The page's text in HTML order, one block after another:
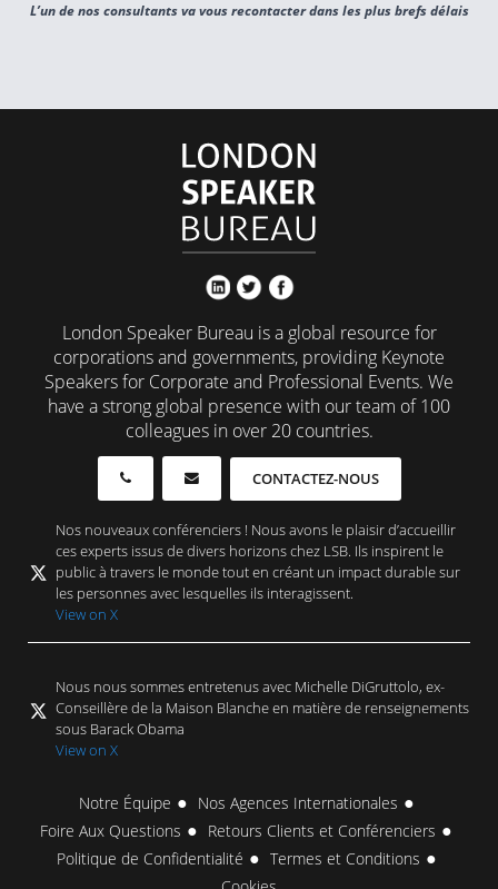
L’un de nos consultants va vous recontacter dans les plus brefs délais
London Speaker Bureau is a global resource for
corporations and governments, providing Keynote
Speakers for Corporate and Professional Events. We
have a strong global presence with our team of 100
colleagues in over 20 countries.
CONTACTEZ-NOUS
Nos nouveaux conférenciers ! Nous avons le plaisir d’accueillir
ces experts issus de divers horizons chez LSB. Ils inspirent le
public à travers le monde tout en créant un impact durable sur
les personnes avec lesquelles ils interagissent.
View on X
Nous nous sommes entretenus avec Michelle DiGruttolo, ex-
Conseillère de la Maison Blanche en matière de renseignements
sous Barack Obama
View on X
Notre Équipe
Nos Agences Internationales
Foire Aux Questions
Retours Clients et Conférenciers
Politique de Confidentialité
Termes et Conditions